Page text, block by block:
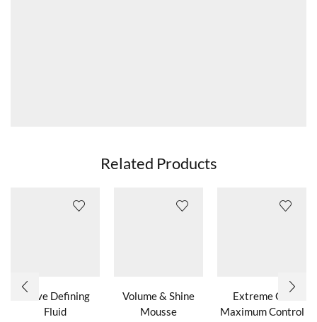
Related Products
Wave Defining
Fluid
Volume & Shine
Mousse
Extreme Gel
Maximum Control